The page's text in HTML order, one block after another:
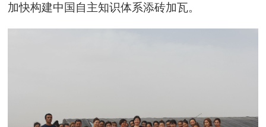
加快构建中国自主知识体系添砖加瓦。